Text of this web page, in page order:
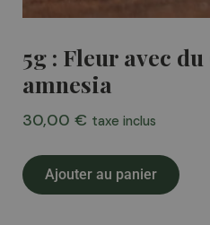
5g : Fleur avec
amnesia
30,00 € taxe inclus
Ajouter au panier